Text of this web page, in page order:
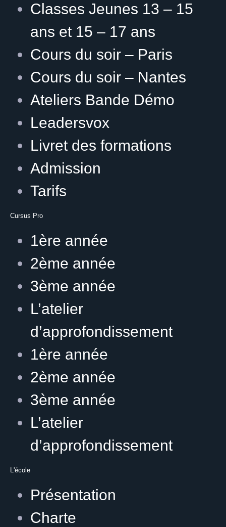
Classes Jeunes 13 – 15
ans et 15 – 17 ans
Cours du soir – Paris
Cours du soir – Nantes
Ateliers Bande Démo
Leadersvox
Livret des formations
Admission
Tarifs
Cursus Pro
1ère année
2ème année
3ème année
L’atelier
d’approfondissement
1ère année
2ème année
3ème année
L’atelier
d’approfondissement
L'école
Présentation
Charte